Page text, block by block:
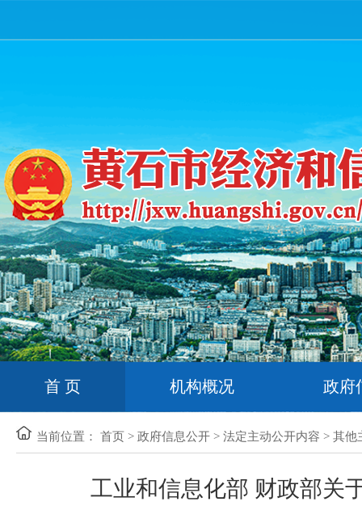
首 页 机构概况 政府
当前位置： 首页 > 政府信息公开 > 法定主动公开内容 > 其他
工业和信息化部 财政部关